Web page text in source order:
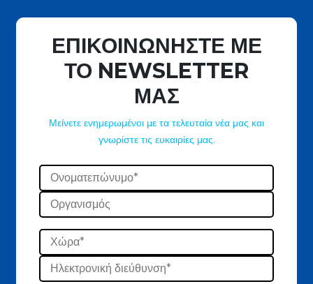
ΕΠΙΚΟΙΝΩΝΗΣΤΕ ΜΕ
ΤΟ NEWSLETTER
ΜΑΣ
Μείνετε ενημερωμένοι με τα τελευταία νέα μας και
γνωρίστε τις ευκαιρίες μας.